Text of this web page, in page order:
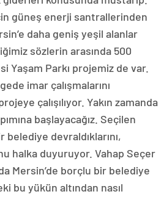
güneş enerji santrallerinden
daha geniş yeşil alanlar
sözlerin arasında 500
Yaşam Parkı projemiz de var.
imar çalışmalarını
çalışılıyor. Yakın zamanda
başlayacağız. Seçilen
belediye devraldıklarını,
halka duyuruyor. Vahap Seçer
Mersin’de borçlu bir belediye
bu yükün altından nasıl